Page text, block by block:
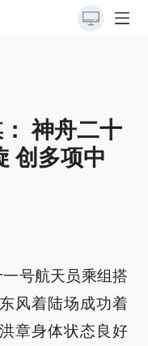
神舟二十
创多项中
号航天员乘组搭
风着陆场成功着
章身体状态良好